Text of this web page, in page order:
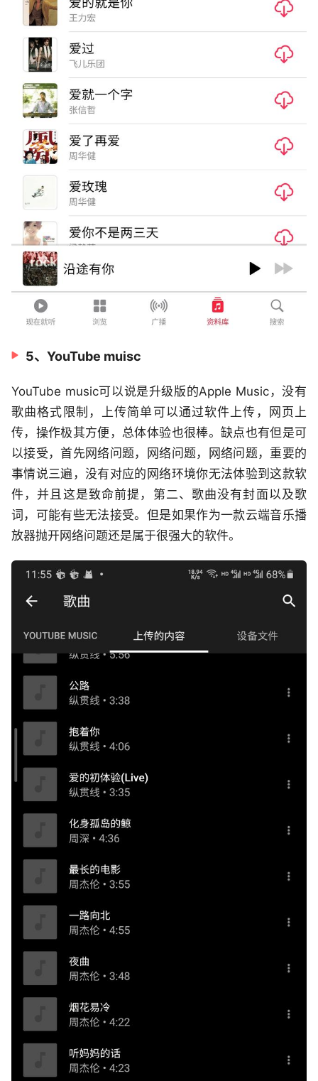
5、YouTube muisc
YouTube music可以说是升级版的Apple Music，没有
歌曲格式限制，上传简单可以通过软件上传，网页上
传，操作极其方便，总体体验也很棒。缺点也有但是可
以接受，首先网络问题，网络问题，网络问题，重要的
事情说三遍，没有对应的网络环境你无法体验到这款软
件，并且这是致命前提，第二、歌曲没有封面以及歌
词，可能有些无法接受。但是如果作为一款云端音乐播
放器抛开网络问题还是属于很强大的软件。